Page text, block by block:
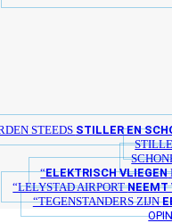
STEEDS STILLER EN
“ELEKTRISCH VLIEGEN
“LELYSTAD AIRPORTNEEMT
“TEGENSTANDERS ZIJN